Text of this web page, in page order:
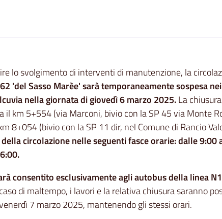
lo svolgimento di interventi di manutenzione, la
'del Sasso Marèe' sarà temporaneamente sospesa
nella giornata di giovedì 6 marzo 2025.La
il km 5+554 (via Marconi, bivio con la SP 45 via Monte
8+054 (bivio con la SP 11 dir, nel Comune di Rancio
circolazione nelle seguenti fasce orarie: dalle 9:00
consentito esclusivamente agli autobus della linea
di maltempo, i lavori e la relativa chiusura saranno
7 marzo 2025, mantenendo gli stessi orari.